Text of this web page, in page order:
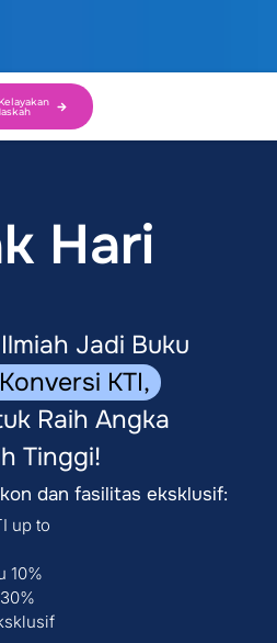
Hari
Jadi Buku
KTI,
Raih Angka
Tinggi!
dan fasilitas eksklusif:
up to
10%